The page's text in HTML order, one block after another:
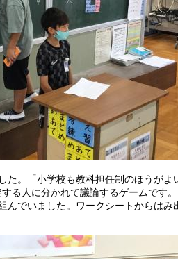
。「小学校も教科担任制のほうがよ
る人に分かれて議論するゲームです。
でいました。ワークシートからはみ